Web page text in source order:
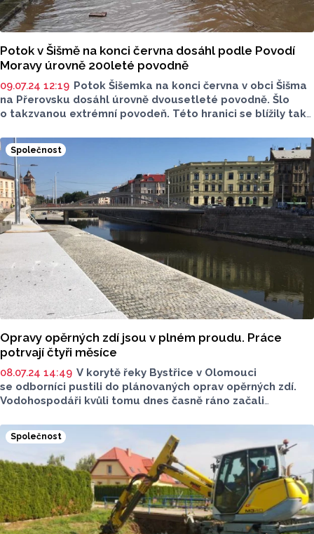
Potok v Šišmě na konci června dosáhl podle Povodí
Moravy úrovně 200leté povodně
09.07.24 12:19 Potok Šišemka na konci června v obci Šišma
na Přerovsku dosáhl úrovně dvousetleté povodně. Šlo
o takzvanou extrémní povodeň. Této hranici se blížily také
Vodohospodáři pokračují v odstraňování povodňových
škod. Hráz nádrže v Šišmě, která se během povodně
přelila, je nyní opravená a zabezpečená. Přívalová
povodeň obce ležící podél Šišemky zasáhla 27. června.
Společnost
Opravy opěrných zdí jsou v plném proudu. Práce
potrvají čtyři měsíce
08.07.24 14:49 V korytě řeky Bystřice v Olomouci
se odborníci pustili do plánovaných oprav opěrných zdí.
Vodohospodáři kvůli tomu dnes časně ráno začali
vody v Bystřici, ale i v řece Moravě. Samotné práce
na úseku v délce zhruba 1,2 kilometru potrvají čtyři
měsíce, jez zůstane vypuštěný do konce srpna, řekl dnes
mluvčí Povodí Moravy Petr Chmelař. Pokles hladiny
na Moravě ovlivní i aktivity na řece - po devíti letech
se musel zcela zastavit provoz Plaveb Olomouc
na výletních lodích, řekl dnes organizátor plaveb Šimon
Pelikán.
Společnost